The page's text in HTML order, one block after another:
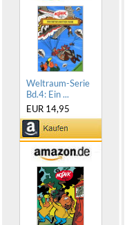
Weltraum-Serie
Bd.4: Ein ...
EUR 14,95